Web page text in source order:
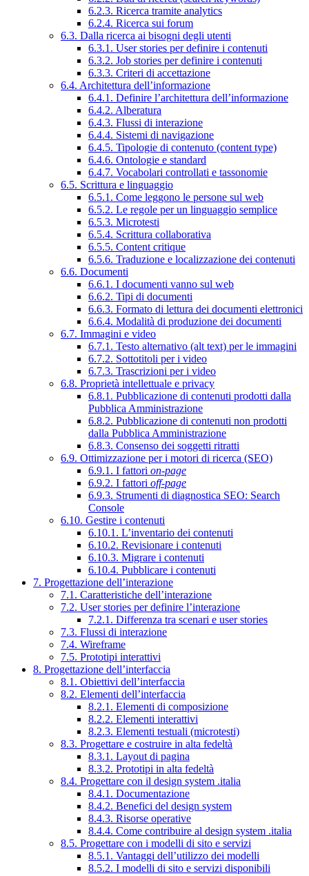
6.2.3. Ricerca tramite analytics
6.2.4. Ricerca sui forum
6.3. Dalla ricerca ai bisogni degli utenti
6.3.1. User stories per definire i contenuti
6.3.2. Job stories per definire i contenuti
6.3.3. Criteri di accettazione
6.4. Architettura dell’informazione
6.4.1. Definire l’architettura dell’informazione
6.4.2. Alberatura
6.4.3. Flussi di interazione
6.4.4. Sistemi di navigazione
6.4.5. Tipologie di contenuto (content type)
6.4.6. Ontologie e standard
6.4.7. Vocabolari controllati e tassonomie
6.5. Scrittura e linguaggio
6.5.1. Come leggono le persone sul web
6.5.2. Le regole per un linguaggio semplice
6.5.3. Microtesti
6.5.4. Scrittura collaborativa
6.5.5. Content critique
6.5.6. Traduzione e localizzazione dei contenuti
6.6. Documenti
6.6.1. I documenti vanno sul web
6.6.2. Tipi di documenti
6.6.3. Formato di lettura dei documenti elettronici
6.6.4. Modalità di produzione dei documenti
6.7. Immagini e video
6.7.1. Testo alternativo (alt text) per le immagini
6.7.2. Sottotitoli per i video
6.7.3. Trascrizioni per i video
6.8. Proprietà intellettuale e privacy
6.8.1. Pubblicazione di contenuti prodotti dalla
Pubblica Amministrazione
6.8.2. Pubblicazione di contenuti non prodotti
dalla Pubblica Amministrazione
6.8.3. Consenso dei soggetti ritratti
6.9. Ottimizzazione per i motori di ricerca (SEO)
6.9.1. I fattori on-page
6.9.2. I fattori off-page
6.9.3. Strumenti di diagnostica SEO: Search
Console
6.10. Gestire i contenuti
6.10.1. L’inventario dei contenuti
6.10.2. Revisionare i contenuti
6.10.3. Migrare i contenuti
6.10.4. Pubblicare i contenuti
7. Progettazione dell’interazione
7.1. Caratteristiche dell’interazione
7.2. User stories per definire l’interazione
7.2.1. Differenza tra scenari e user stories
7.3. Flussi di interazione
7.4. Wireframe
7.5. Prototipi interattivi
8. Progettazione dell’interfaccia
8.1. Obiettivi dell’interfaccia
8.2. Elementi dell’interfaccia
8.2.1. Elementi di composizione
8.2.2. Elementi interattivi
8.2.3. Elementi testuali (microtesti)
8.3. Progettare e costruire in alta fedeltà
8.3.1. Layout di pagina
8.3.2. Prototipi in alta fedeltà
8.4. Progettare con il design system .italia
8.4.1. Documentazione
8.4.2. Benefici del design system
8.4.3. Risorse operative
8.4.4. Come contribuire al design system .italia
8.5. Progettare con i modelli di sito e servizi
8.5.1. Vantaggi dell’utilizzo dei modelli
8.5.2. I modelli di sito e servizi disponibili